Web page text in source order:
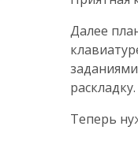
Далее
Теперь